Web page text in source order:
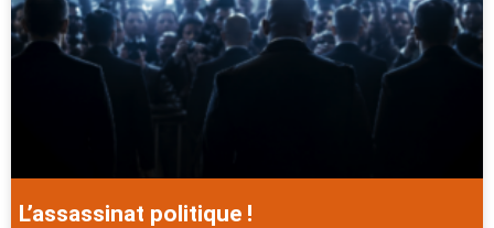
L’assassinat politique !